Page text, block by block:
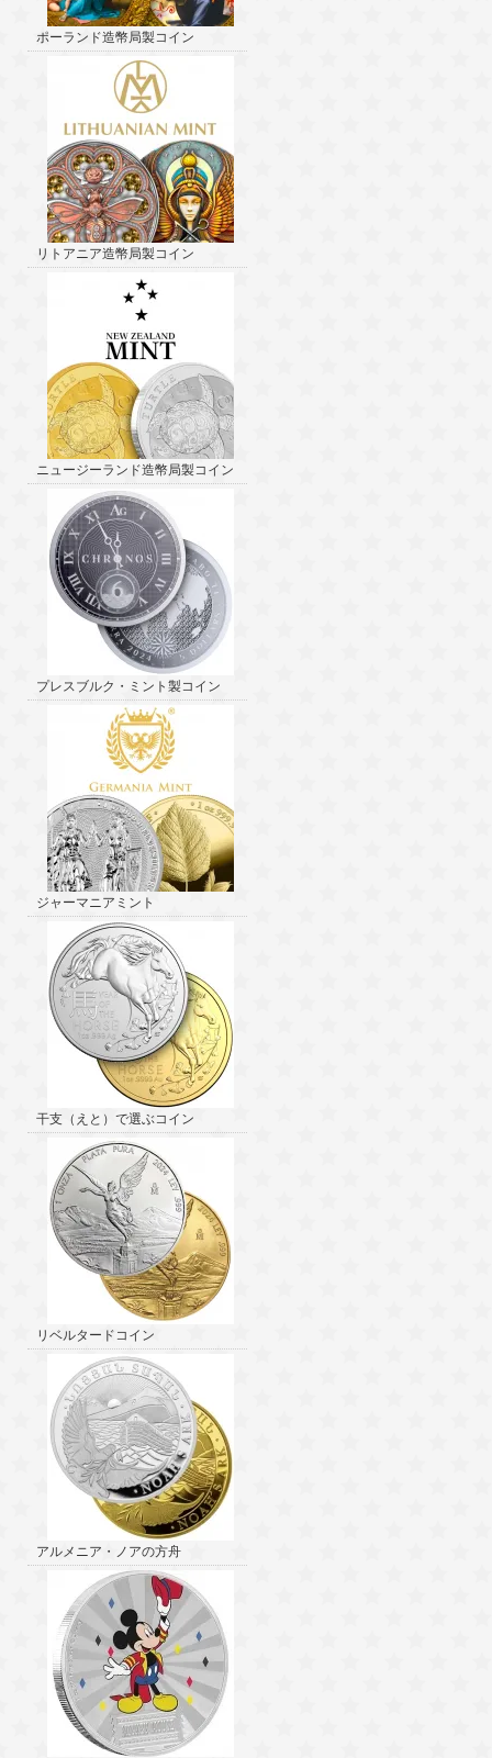
ポーランド造幣局製コイン
リトアニア造幣局製コイン
ニュージーランド造幣局製コイン
プレスブルク・ミント製コイン
ジャーマニアミント
干支（えと）で選ぶコイン
リベルタードコイン
アルメニア・ノアの方舟